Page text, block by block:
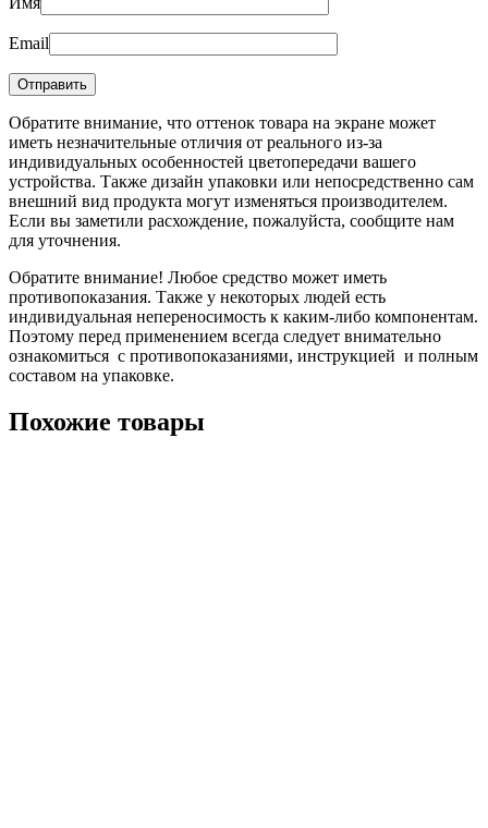
Email
Обратите внимание, что оттенок товара на экране может
иметь незначительные отличия от реального из-за
индивидуальных особенностей цветопередачи вашего
устройства. Также дизайн упаковки или непосредственно сам
внешний вид продукта могут изменяться производителем.
Если вы заметили расхождение, пожалуйста, сообщите нам
для уточнения.
Обратите внимание! Любое средство может иметь
противопоказания. Также у некоторых людей есть
индивидуальная непереносимость к каким-либо компонентам.
Поэтому перед применением всегда следует внимательно
ознакомиться с противопоказаниями, инструкцией и полным
составом на упаковке.
Похожие товары